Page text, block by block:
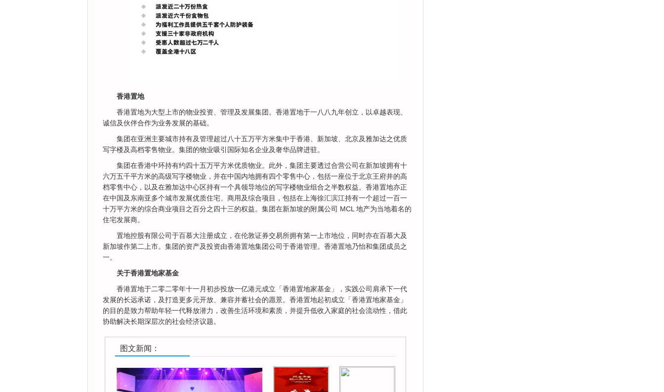
香港置地
香港置地为大型上市的物业投资、管理及发展集团。香港置地于一八八九年创立，以卓越表现、
诚信及伙伴合作为业务发展的基础。
集团在亚洲主要城市持有及管理超过八十五万平方米集中于香港、新加坡、北京及雅加达之优质
写字楼及高档零售物业。集团的物业吸引国际知名企业及奢华品牌进驻。
集团在香港中环持有约四十五万平方米优质物业。此外，集团主要透过合营公司在新加坡拥有十
六万五千平方米的高级写字楼物业，并在中国内地拥有四个零售中心，包括一座位于北京王府井的高
档零售中心，以及在雅加达中心区持有一个具领导地位的写字楼物业组合之半数权益。香港置地亦正
在中国及东南亚多个城市发展优质住宅、商用及综合项目，包括在上海徐汇滨江持有一个超过一百一
十万平方米的综合商业项目之百分之四十三的权益。集团在新加坡的附属公司 MCL 地产为当地着名的
住宅发展商。
置地控股有限公司于百慕大注册成立，在伦敦证券交易所拥有第一上市地位，同时亦在百慕大及
新加坡作第二上市。集团的资产及投资由香港置地集团公司于香港管理。香港置地乃怡和集团成员之
一。
关于香港置地家基金
香港置地于二零二零年十一月初步投放一亿港元成立「香港置地家基金」，实践公司肩承下一代
发展的长远承诺，及打造更多元开放、兼容并蓄社会的愿景。香港置地起初成立「香港置地家基金」
的目的是致力帮助年轻一代释放潜力，改善生活环境和素质，并提升低收入家庭的社会流动性，借此
协助解决长期深层次的社会经济议题。
图文新闻：